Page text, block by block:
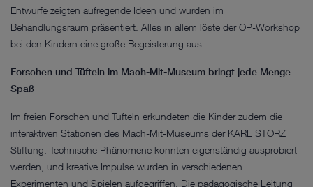
Entwürfe zeigten aufregende Ideen und wurden im
Behandlungsraum präsentiert. Alles in allem löste der OP-Workshop
bei den Kindern eine große Begeisterung aus.
Forschen und Tüfteln im Mach-Mit-Museum bringt jede Menge
Spaß
Im freien Forschen und Tüfteln erkundeten die Kinder zudem die
interaktiven Stationen des Mach-Mit-Museums der KARL STORZ
Stiftung. Technische Phänomene konnten eigenständig ausprobiert
werden, und kreative Impulse wurden in verschiedenen
Experimenten und Spielen aufgegriffen. Die pädagogische Leitung